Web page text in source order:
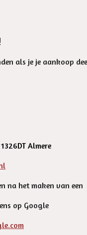
als je je aankoop
Almere
na het maken van
op Google